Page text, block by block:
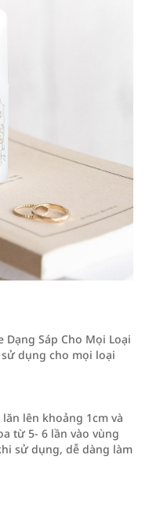
Sáp Cho Mọi Loại
dụng cho mọi loại
lên khoảng 1cm và
từ 5- 6 lần vào vùng
sử dụng, dễ dàng làm